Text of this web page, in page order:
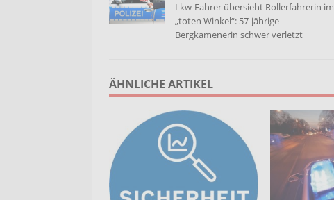
Lkw-Fahrer übersieht Rollerfahrerin im
„toten Winkel“: 57-jährige
Bergkamenerin schwer verletzt
ÄHNLICHE ARTIKEL